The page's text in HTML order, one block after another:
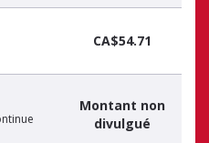
CA$54.71
Montant non
divulgué